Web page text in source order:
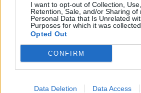
I want to opt-out of Collection, Use,
Retention, Sale, and/or Sharing of
Personal Data that Is Unrelated
Purposes for which it was collected.
Opted Out
CONFIRM
Data Deletion Data Access
Esim for Global|Esim for Europe
Esim for USA|
|Esim for Germany
for Asia|Esim for World Cup 2026
Emirates|Esim for Balkans|Esim